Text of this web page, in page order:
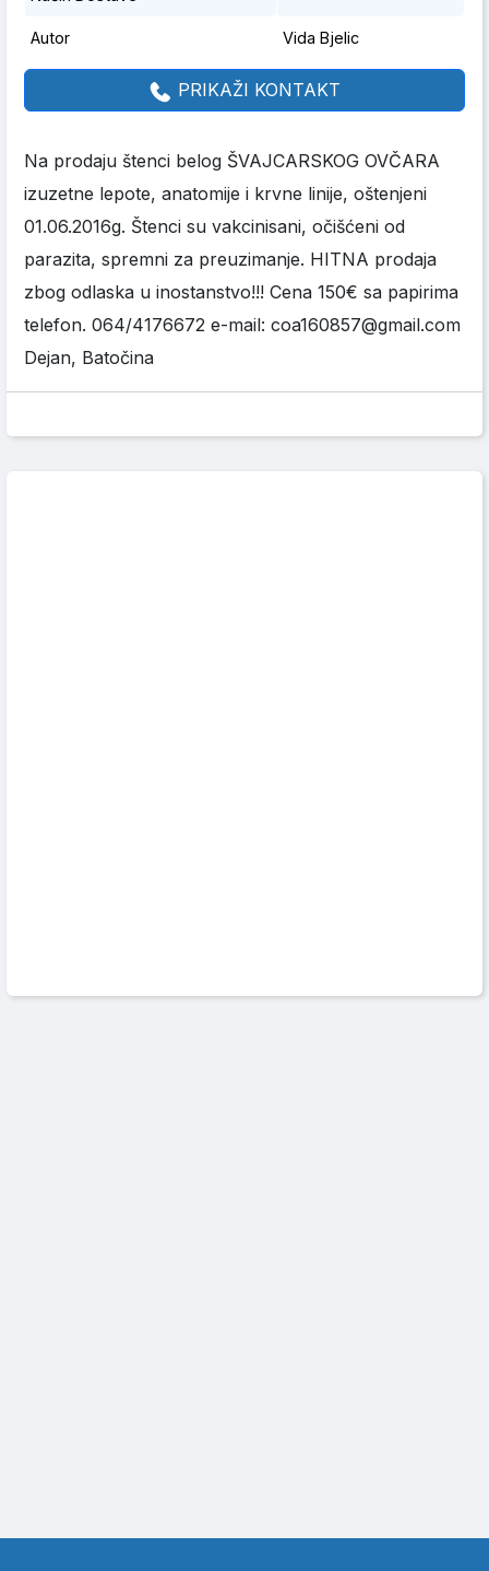
Autor Vida Bjelic
PRIKAŽI KONTAKT
Na prodaju štenci belog ŠVAJCARSKOG OVČARA
izuzetne lepote, anatomije i krvne linije, oštenjeni
01.06.2016g. Štenci su vakcinisani, očišćeni od
parazita, spremni za preuzimanje. HITNA prodaja
zbog odlaska u inostanstvo!!! Cena 150€ sa papirima
telefon. 064/4176672 e-mail: coa160857@gmail.com
Dejan, Batočina